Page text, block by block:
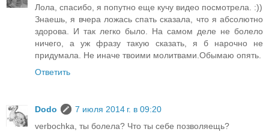
Лола, спасибо, я попутно еще кучу видео посмотрела. :))
Знаешь, я вчера ложась спать сказала, что я абсолютно
здорова. И так легко было. На самом деле не болело
ничего, а уж фразу такую сказать, я б нарочно не
придумала. Не иначе твоими молитвами.Обымаю опять.
Ответить
Dodo
7 июля 2014 г. в 09:20
verbochka, ты болела? Что ты себе позволяещь?